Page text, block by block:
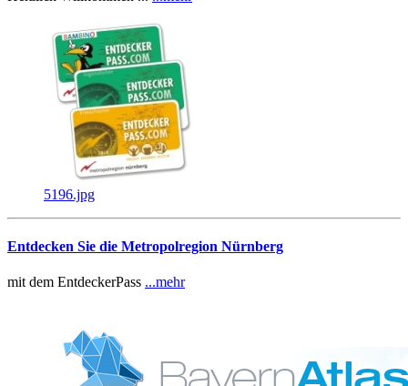
5196.jpg
Entdecken Sie die Metropolregion Nürnberg
mit dem EntdeckerPass ...mehr